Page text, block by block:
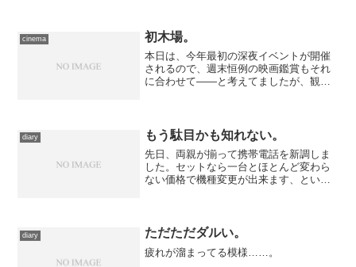
cinema 初木場。
本日は、今年最初の深夜イベントが開催
されるので、週末恒例の映画鑑賞もそれ
に合わせて――と考えてましたが、観た
諸々の事情があって、ハシ...
diary もう駄目かも知れない。
先日、両親が揃って携帯電話を新調しま
した。セットなら一台とほとんど変わら
ない価格で機種変更が出来ます、という
現在はウォークマン...
diary ただただダルい。
疲れが溜まってる模様……。